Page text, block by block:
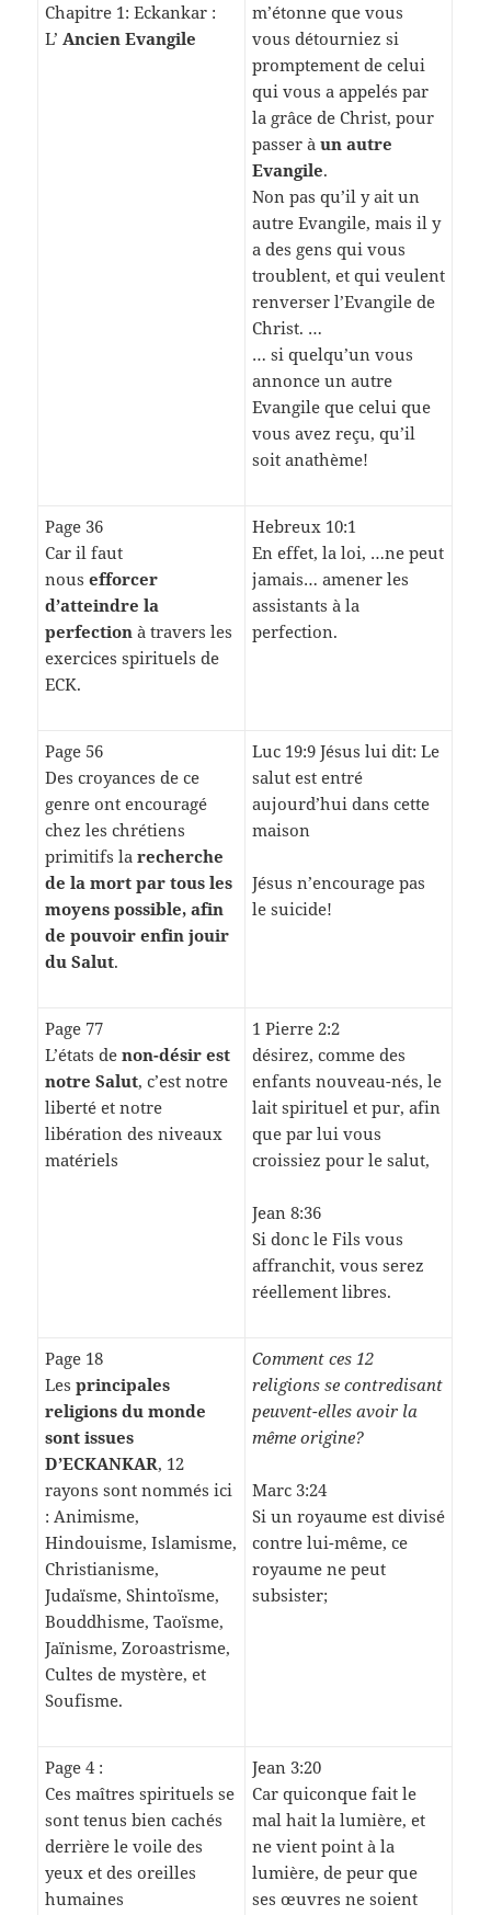
Chapitre 1: Eckankar :
L’Ancien Evangile
m’étonne que vous
vous détourniez si
promptement de celui
qui vous a appelés par
la grâce de Christ, pour
passer àun autre
Evangile.
Non pas qu’il y ait un
autre Evangile, mais il y
a des gens qui vous
troublent, et qui veulent
renverser l’Evangile de
Christ. …
… si quelqu’un vous
annonce un autre
Evangile que celui que
vous avez reçu, qu’il
soit anathème!
Page 36
Car il faut
nousefforcer
d’atteindre la
perfection à travers les
exercices spirituels de
ECK.
Hebreux 10:1
En effet, la loi, …ne peut
jamais… amener les
assistants à la
perfection.
Page 56
Des croyances de ce
genre ont encouragé
chez les chrétiens
primitifs larecherche
de la mort par tous les
moyens possible, afin
de pouvoir enfin jouir
du Salut.
Luc 19:9 Jésus lui dit: Le
salut est entré
aujourd’hui dans cette
maison
Jésus n’encourage pas
le suicide!
Page 77
L’états denon-désir est
notre Salut, c’est notre
liberté et notre
libération des niveaux
matériels
1 Pierre 2:2
désirez, comme des
enfants nouveau-nés, le
lait spirituel et pur, afin
que par lui vous
croissiez pour le salut,
Jean 8:36
Si donc le Fils vous
affranchit, vous serez
réellement libres.
Page 18
Lesprincipales
religions du monde
sont issues
D’ECKANKAR, 12
rayons sont nommés ici
: Animisme,
Hindouisme, Islamisme,
Christianisme,
Judaïsme, Shintoïsme,
Bouddhisme, Taoïsme,
Jaïnisme, Zoroastrisme,
Cultes de mystère, et
Soufisme.
Comment ces 12
religions se contredisant
peuvent-elles avoir la
même origine?
Marc 3:24
Si un royaume est divisé
contre lui-même, ce
royaume ne peut
subsister;
Page 4 :
Ces maîtres spirituels se
sont tenus bien cachés
derrière le voile des
yeux et des oreilles
humaines
Jean 3:20
Car quiconque fait le
mal hait la lumière, et
ne vient point à la
lumière, de peur que
ses œuvres ne soient